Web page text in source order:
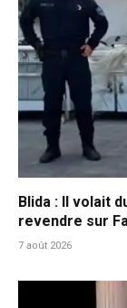
Blida : Il volait
revendre sur
7 août 2026